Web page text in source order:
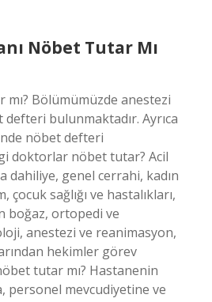
Nöbet Tutar Mı
Bölümümüzde anestezi
bulunmaktadır. Ayrıca
nöbet defteri
doktorlar nöbet tutar? Acil
dahiliye, genel cerrahi, kadın
çocuk sağlığı ve hastalıkları,
boğaz, ortopedi ve
anestezi ve reanimasyon,
hekimler görev
tutar mı? Hastanenin
personel mevcudiyetine ve